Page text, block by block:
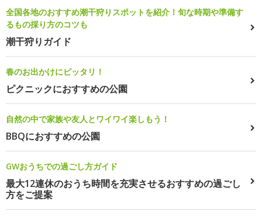
全国各地のおすすめ潮干狩りスポットを紹介！旬な時期や準備す
るもの採り方のコツも
潮干狩りガイド
春のお出かけにピッタリ！
ピクニックにおすすめの公園
自然の中で家族や友人とワイワイ楽しもう！
BBQにおすすめの公園
GWおうちでの過ごし方ガイド
最大12連休のおうち時間を充実させるおすすめの過ごし
方をご提案